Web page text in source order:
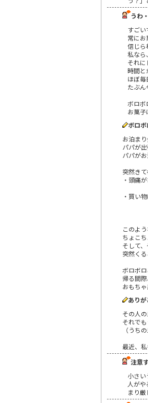
うわ
すごい
常にお
信じら
私なら
それに
時間と
ほぼ毎
たぶ
ボロボ
お菓
ボロ
お泊ま
パパが
パパが
突然きて
・頭痛
こう
・買い
絶
ただ
いか
このよ
ちょこ
そして
突然くる
ボロボ
帰る間
おもち
あり
その人
それで
（うち
最近、
注意
小さ
人が
まり